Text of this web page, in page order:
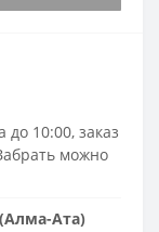
до 10:00, заказ
можно
Ата)